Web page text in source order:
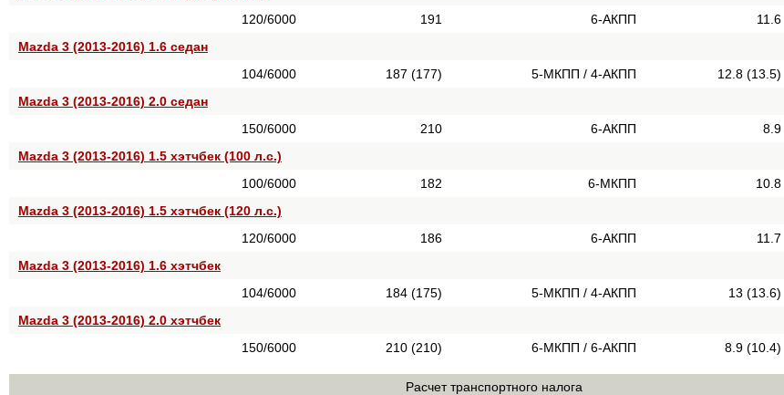
120/6000
191 6-АКПП 11.6
Mazda 3 (2013-2016) 1.6 седан
104/6000
187 (177) 5-МКПП / 4-АКПП 12.8 (13.5)
Mazda 3 (2013-2016) 2.0 седан
150/6000
210 6-АКПП 8.9
Mazda 3 (2013-2016) 1.5 хэтчбек (100 л.с.)
100/6000
182 6-МКПП 10.8
Mazda 3 (2013-2016) 1.5 хэтчбек (120 л.с.)
120/6000
186 6-АКПП 11.7
Mazda 3 (2013-2016) 1.6 хэтчбек
104/6000
184 (175) 5-МКПП / 4-АКПП 13 (13.6)
Mazda 3 (2013-2016) 2.0 хэтчбек
150/6000
210 (210) 6-МКПП / 6-АКПП 8.9 (10.4)
Расчет транспортного налога